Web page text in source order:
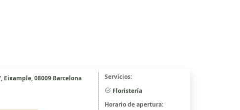
Eixample, 08009 Barcelona
Servicios:
Floristería
Horario de apertura: